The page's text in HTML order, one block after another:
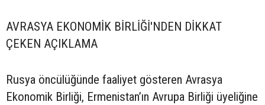
AVRASYA EKONOMİK BİRLİĞİ'NDEN DİKKAT
ÇEKEN AÇIKLAMA
Rusya öncülüğünde faaliyet gösteren Avrasya
Ekonomik Birliği, Ermenistan’ın Avrupa Birliği üyeliğine